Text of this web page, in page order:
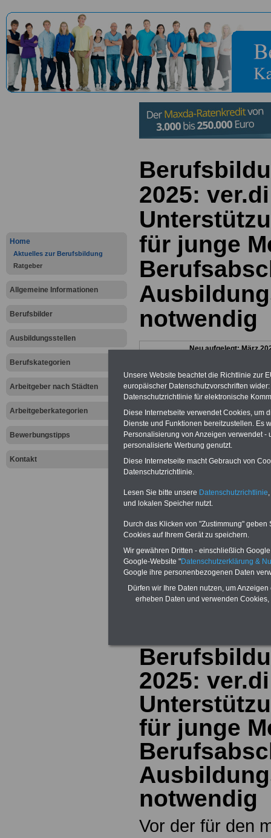
Home
Aktuelles zur Berufsbildung
Ratgeber
Allgemeine Informationen
Berufsbilder
Ausbildungsstellen
Berufskategorien
Arbeitgeber nach Städten
Arbeitgeberkategorien
Bewerbungstipps
Kontakt
2025:
für junge
notwendig
Neu aufgelegt: März
Offenen Stellen und
öffentlichen Verwaltung >>> /
informationen/stellenportal-
>>>zurück zur
Aktuelles zur
Übersicht -
2025:
für junge
notwendig
Vor der für den
Unsere Website beachtet die Richtlinie zur
europäischer Datenschutzvorschriften
Datenschutzrichtlinie für elektronische
Diese Internetseite verwendet Cookies, um
Dienste und Funktionen bereitzustellen. Es
Personalisierung von Anzeigen verwendet
personalisierte Werbung genutzt.
Diese Internetseite macht Gebrauch von
Datenschutzrichtlinie.
Lesen Sie bitte unsere Datenschutzrichtlinie
und lokalen Speicher nutzt.
Durch das Klicken von "Zustimmung"
Cookies auf Ihrem Gerät zu speichern.
Wir gewähren Dritten - einschließlich
Google-Website "Datenschutzerklärung &
Google ihre personenbezogenen Daten
Dürfen wir Ihre Daten nutzen, um
erheben Daten und verwenden